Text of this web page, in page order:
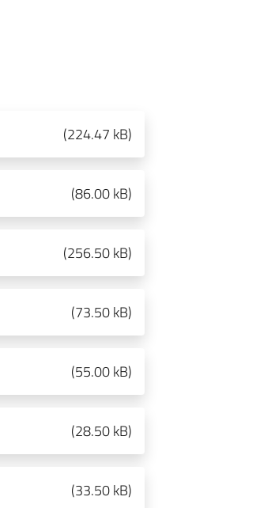
(224.47 kB)
(86.00 kB)
(256.50 kB)
(73.50 kB)
(55.00 kB)
(28.50 kB)
(33.50 kB)